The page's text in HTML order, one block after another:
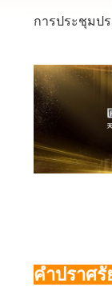
คุณภาพ
ติดต่อ
ต่างๆ
การประชุมปร
คำปราศ